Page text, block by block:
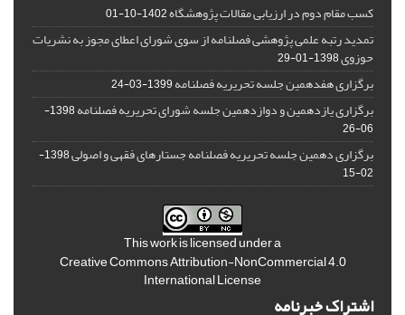
کسب مقام دوم در ارزیابی مقالات پژوهشگاه1402-10-01
تمدید رتبه علمی پژوهشی فصلنامه از سوی شورای اعطای مجوز به نشریات
حوزوی1398-01-29
برگزاری هفدهمین جلسه تحریریه فصلنامه1399-03-24
برگزاری یازدهمین و دوازدهمین جلسه شورای تحریریه فصلنامه
1398-
06-26
برگزاری دهمین جلسه تحریریه فصلنامه جستارهای فقهی و اصولی
1398-
02-15
This work is licensed under a
Creative Commons Attribution-NonCommercial 4.0
International License
اشتراک خبرنامه